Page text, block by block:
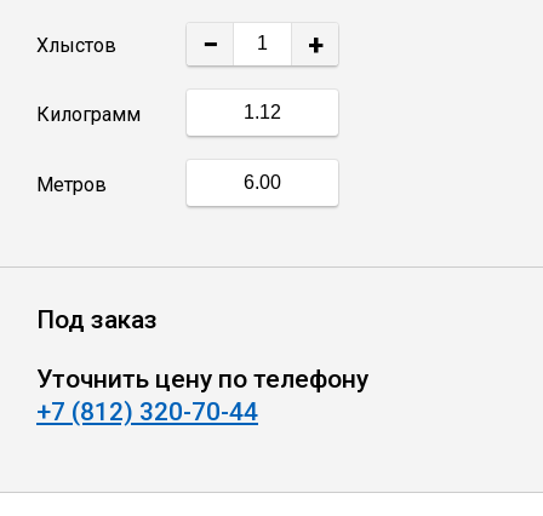
Катанка
Винтовые сваи
Столбы заборные
Сетка кладочная
Хлыстов − +
Килограмм
Метров
Под заказ
Уточнить цену по телефону
+7 (812) 320-70-44